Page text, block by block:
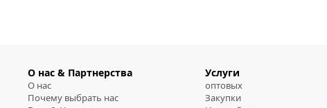
О нас & Партнерства
О нас
Почему выбрать нас
Услуги
оптовых
Закупки